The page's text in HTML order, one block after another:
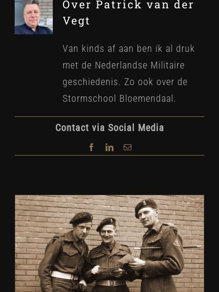
Over Patrick van der
Vegt
Van kinds af aan ben ik al druk
met de Nederlandse Militaire
geschiedenis. Zo ook over de
Stormschool Bloemendaal.
Contact via Social Media
Facebook
LinkedIn
E-
mail
Luitenant J.G. van den Bergh
bevorderd
SB Historie